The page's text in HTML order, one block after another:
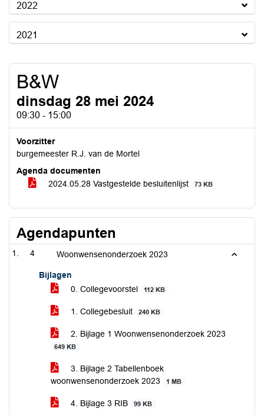
2022
2021
B&W
dinsdag 28 mei 2024
09:30 - 15:00
Voorzitter
burgemeester R.J. van de Mortel
Agenda documenten
2024.05.28 Vastgestelde besluitenlijst
73 KB
Agendapunten
4 Woonwensenonderzoek 2023
Bijlagen
0. Collegevoorstel
112 KB
1. Collegebesluit 240 KB
2. Bijlage 1 Woonwensenonderzoek 2023
649 KB
3. Bijlage 2 Tabellenboek
woonwensenonderzoek 2023
1 MB
4. Bijlage 3 RIB 99 KB